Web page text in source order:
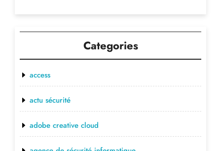
Categories
access
actu sécurité
adobe creative cloud